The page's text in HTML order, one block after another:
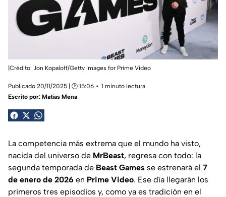
|Crédito: Jon Kopaloff/Getty Images for Prime Video
Publicado 20/11/2025 | 🕑 15:06
1 minuto lectura
Escrito por: Matías Mena
La competencia más extrema que el mundo ha visto,
nacida del universo de MrBeast, regresa con todo: la
segunda temporada de Beast Games se estrenará el 7
de enero de 2026 en Prime Video. Ese día llegarán los
primeros tres episodios y, como ya es tradición en el